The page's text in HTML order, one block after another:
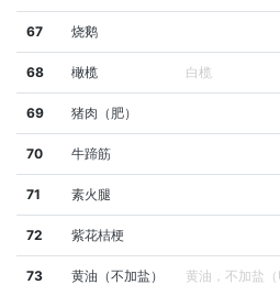
67 烧鹅
68 橄榄 白榄
69 猪肉（肥）
70 牛蹄筋
71 素火腿
72 紫花桔梗
73 黄油（不加盐） 黄油，不加盐（